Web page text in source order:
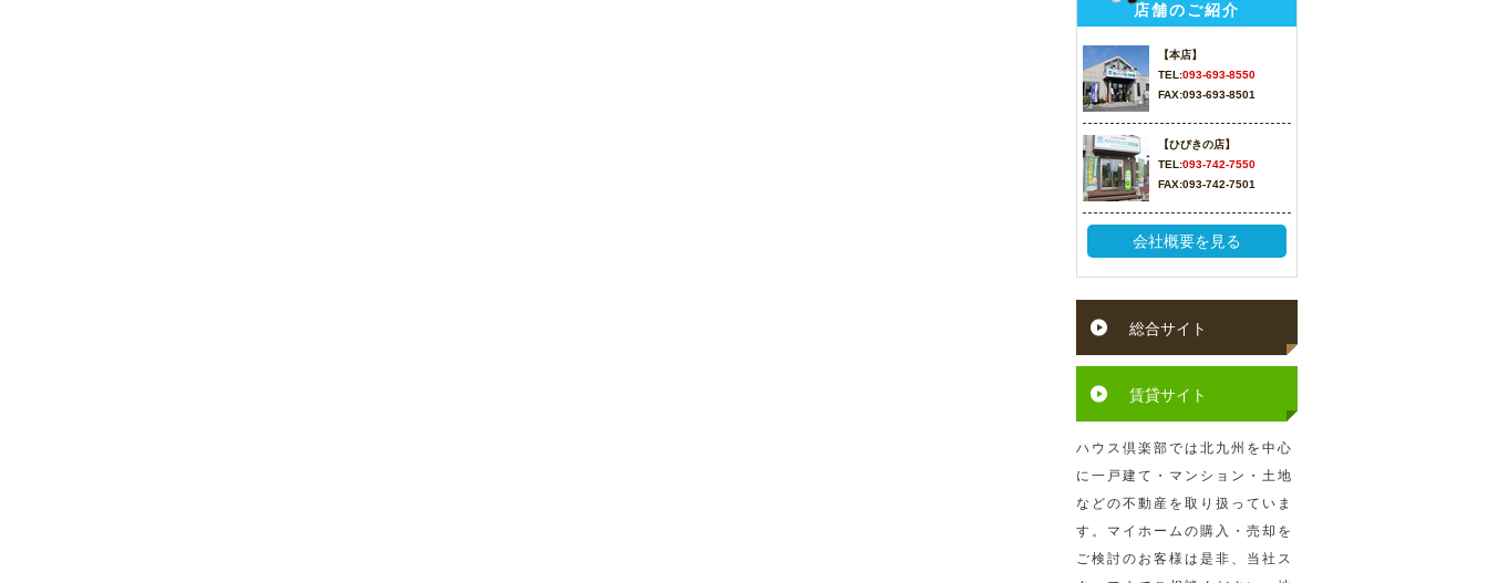
店舗のご紹介
【本店】
TEL:093-693-8550
FAX:093-693-8501
【ひびきの店】
TEL:093-742-7550
FAX:093-742-7501
会社概要を見る
総合サイト
賃貸サイト
ハウス倶楽部では北九州を中心
に一戸建て・マンション・土地
などの不動産を取り扱っていま
す。マイホームの購入・売却を
ご検討のお客様は是非、当社ス